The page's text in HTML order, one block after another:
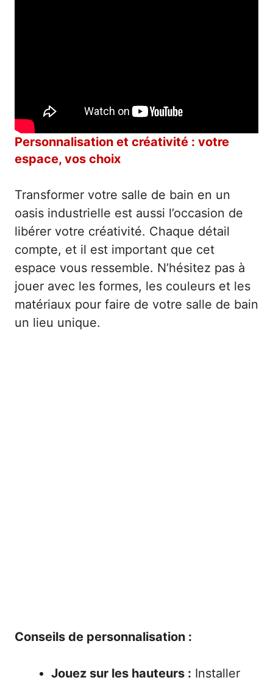
Personnalisation et créativité : votre
espace, vos choix
Transformer votre salle de bain en un
oasis industrielle est aussi l’occasion de
libérer votre créativité. Chaque détail
compte, et il est important que cet
espace vous ressemble. N’hésitez pas à
jouer avec les formes, les couleurs et les
matériaux pour faire de votre salle de bain
un lieu unique.
Conseils de personnalisation :
Jouez sur les hauteurs : Installer